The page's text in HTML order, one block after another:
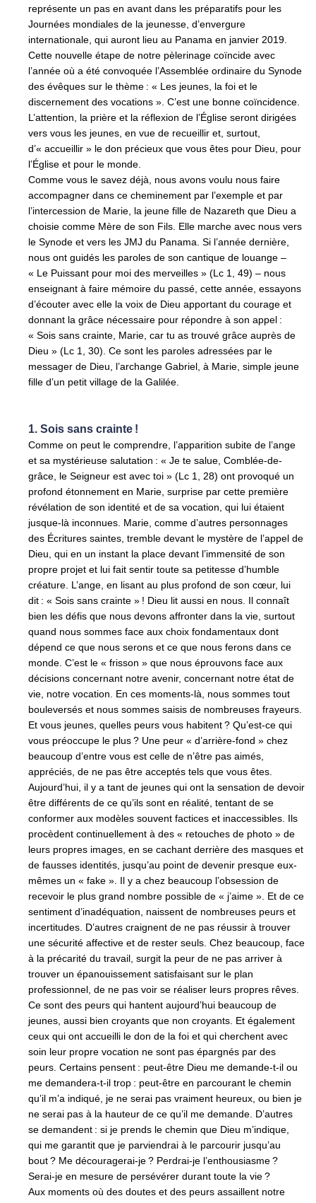
représente un pas en avant dans les préparatifs pour les
Journées mondiales de la jeunesse, d’envergure
internationale, qui auront lieu au Panama en janvier 2019.
Cette nouvelle étape de notre pèlerinage coïncide avec
l’année où a été convoquée l’Assemblée ordinaire du Synode
des évêques sur le thème : « Les jeunes, la foi et le
discernement des vocations ». C’est une bonne coïncidence.
L’attention, la prière et la réflexion de l’Église seront dirigées
vers vous les jeunes, en vue de recueillir et, surtout,
d’« accueillir » le don précieux que vous êtes pour Dieu, pour
l’Église et pour le monde.
Comme vous le savez déjà, nous avons voulu nous faire
accompagner dans ce cheminement par l’exemple et par
l’intercession de Marie, la jeune fille de Nazareth que Dieu a
choisie comme Mère de son Fils. Elle marche avec nous vers
le Synode et vers les JMJ du Panama. Si l’année dernière,
nous ont guidés les paroles de son cantique de louange –
« Le Puissant pour moi des merveilles » (Lc 1, 49) – nous
enseignant à faire mémoire du passé, cette année, essayons
d’écouter avec elle la voix de Dieu apportant du courage et
donnant la grâce nécessaire pour répondre à son appel :
« Sois sans crainte, Marie, car tu as trouvé grâce auprès de
Dieu » (Lc 1, 30). Ce sont les paroles adressées par le
messager de Dieu, l’archange Gabriel, à Marie, simple jeune
fille d’un petit village de la Galilée.
1. Sois sans crainte !
Comme on peut le comprendre, l’apparition subite de l’ange
et sa mystérieuse salutation : « Je te salue, Comblée-de-
grâce, le Seigneur est avec toi » (Lc 1, 28) ont provoqué un
profond étonnement en Marie, surprise par cette première
révélation de son identité et de sa vocation, qui lui étaient
jusque-là inconnues. Marie, comme d’autres personnages
des Écritures saintes, tremble devant le mystère de l’appel de
Dieu, qui en un instant la place devant l’immensité de son
propre projet et lui fait sentir toute sa petitesse d’humble
créature. L’ange, en lisant au plus profond de son cœur, lui
dit : « Sois sans crainte » ! Dieu lit aussi en nous. Il connaît
bien les défis que nous devons affronter dans la vie, surtout
quand nous sommes face aux choix fondamentaux dont
dépend ce que nous serons et ce que nous ferons dans ce
monde. C’est le « frisson » que nous éprouvons face aux
décisions concernant notre avenir, concernant notre état de
vie, notre vocation. En ces moments-là, nous sommes tout
bouleversés et nous sommes saisis de nombreuses frayeurs.
Et vous jeunes, quelles peurs vous habitent ? Qu’est-ce qui
vous préoccupe le plus ? Une peur « d’arrière-fond » chez
beaucoup d’entre vous est celle de n’être pas aimés,
appréciés, de ne pas être acceptés tels que vous êtes.
Aujourd’hui, il y a tant de jeunes qui ont la sensation de devoir
être différents de ce qu’ils sont en réalité, tentant de se
conformer aux modèles souvent factices et inaccessibles. Ils
procèdent continuellement à des « retouches de photo » de
leurs propres images, en se cachant derrière des masques et
de fausses identités, jusqu’au point de devenir presque eux-
mêmes un « fake ». Il y a chez beaucoup l’obsession de
recevoir le plus grand nombre possible de « j’aime ». Et de ce
sentiment d’inadéquation, naissent de nombreuses peurs et
incertitudes. D’autres craignent de ne pas réussir à trouver
une sécurité affective et de rester seuls. Chez beaucoup, face
à la précarité du travail, surgit la peur de ne pas arriver à
trouver un épanouissement satisfaisant sur le plan
professionnel, de ne pas voir se réaliser leurs propres rêves.
Ce sont des peurs qui hantent aujourd’hui beaucoup de
jeunes, aussi bien croyants que non croyants. Et également
ceux qui ont accueilli le don de la foi et qui cherchent avec
soin leur propre vocation ne sont pas épargnés par des
peurs. Certains pensent : peut-être Dieu me demande-t-il ou
me demandera-t-il trop : peut-être en parcourant le chemin
qu’il m’a indiqué, je ne serai pas vraiment heureux, ou bien je
ne serai pas à la hauteur de ce qu’il me demande. D’autres
se demandent : si je prends le chemin que Dieu m’indique,
qui me garantit que je parviendrai à le parcourir jusqu’au
bout ? Me découragerai-je ? Perdrai-je l’enthousiasme ?
Serai-je en mesure de persévérer durant toute la vie ?
Aux moments où des doutes et des peurs assaillent notre